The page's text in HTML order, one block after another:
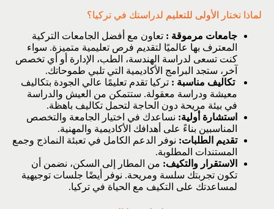
لماذا تختار الأولى للتعليم لدراستك في تركيا؟
جامعات مرموقة : تعاون مع أفضل الجامعات التركية
المعترف بها عالميًا لتقديم فرص تعليمية متميزة. سواء
كنت تسعى لدراسة الهندسة، الطب، الإدارة أو أي تخصص
آخر، ستجد البرامج الأكاديمية التي تلبي طموحاتك.
تكاليف مناسبة : تركيا تقدم تعليمًا عالي الجودة بتكاليف
معيشة ودراسة معقولة. ستتمكن من العيش والدراسة
في بيئة مريحة دون الحاجة لتحمل تكاليف باهظة.
استشارة أولية: نساعدك في اختيار الجامعة والتخصص
المناسبين بناءً على أهدافك الأكاديمية والمهنية.
تقديم الطلبات: نوفر الدعم الكامل في تعبئة النماذج وجمع
المستندات المطلوبة.
الاستقرار والتكيف: من المطار إلى السكن، نضمن أن
تكون تجربتك سلسة ومريحة. نوفر أيضًا جلسات توجيهية
لمساعدتك على التكيف مع الحياة في تركيا.